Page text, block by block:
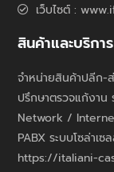
เว็บไซต์ :
สินค้าและบริการ
จำหน่ายสินค้าปลีก
ปรึกษาตรวจแก้งาน
Network /
PABX ระบบโซล่าเ
https://italiani-